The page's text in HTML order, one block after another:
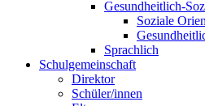
Gesundheitlich-
Soziale
Sprachlich
Schulgemeinschaft
Direktor
Schüler/innen